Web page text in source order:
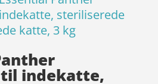
steriliserede
katte, 3 kg
indekatte,